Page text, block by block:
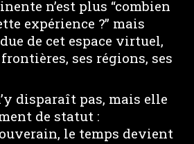
n’est plus “combien
expérience ?” mais
de cet espace virtuel,
ses régions, ses
disparaît pas, mais elle
de statut :
le temps devient